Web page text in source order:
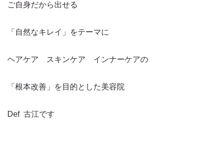
ご自身だから出せる
「自然なキレイ」をテーマに
ヘアケア スキンケア インナーケアの
「根本改善」を目的とした美容院
Def 古江です